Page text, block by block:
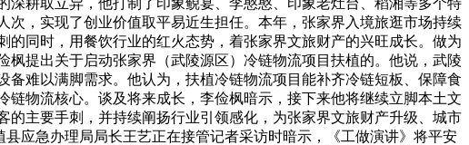
，实现了创业价值取平易近生担任。本年，张家界入境旅逛市场持续
同时，用餐饮行业的红火态势，着张家界文旅财产的兴旺成长。做为
提出关于启动张家界（武陵源区）冷链物流项目扶植的。他说，武陵
难以满脚需求。他认为，扶植冷链物流项目能补齐冷链短板、保障食
物流核心。谈及将来成长，李俭枫暗示，接下来他将继续立脚本土文
主要手刺，并持续阐扬行业引领感化，为张家界文旅财产升级、城市
应急办理局局长王艺正在接管记者采访时暗示，《工做演讲》将平安